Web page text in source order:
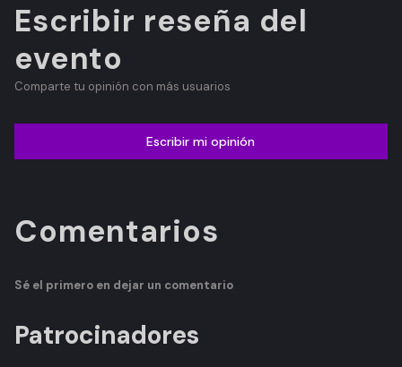
Escribir reseña del
evento
Comparte tu opinión con más usuarios
Escribir mi opinión
Comentarios
Sé el primero en dejar un comentario
Patrocinadores